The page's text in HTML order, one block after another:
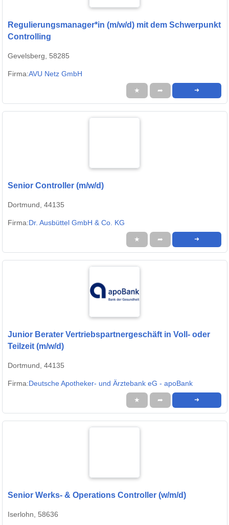
Regulierungsmanager*in (m/w/d) mit dem Schwerpunkt
Controlling
Gevelsberg, 58285
Firma:AVU Netz GmbH
★ ➦ ➜
Senior Controller (m/w/d)
Dortmund, 44135
Firma:Dr. Ausbüttel GmbH & Co. KG
★ ➦ ➜
Junior Berater Vertriebspartnergeschäft in Voll- oder
Teilzeit (m/w/d)
Dortmund, 44135
Firma:Deutsche Apotheker- und Ärztebank eG - apoBank
★ ➦ ➜
Senior Werks- & Operations Controller (w/m/d)
Iserlohn, 58636